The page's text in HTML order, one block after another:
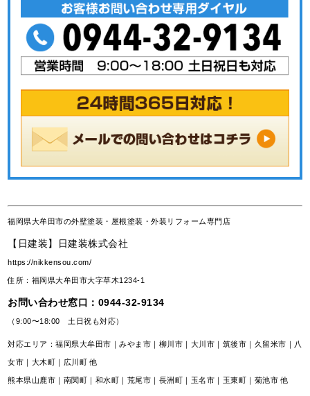
福岡県大牟田市の外壁塗装・屋根塗装・外装リフォーム専門店
【日建装】日建装株式会社
https://nikkensou.com/
住所：福岡県大牟田市大字草木1234-1
お問い合わせ窓口： 0944-32-9134
（9:00〜18:00 土日祝も対応）
対応エリア：福岡県大牟田市｜みやま市｜柳川市｜大川市｜筑後市｜久留米市｜八
女市｜大木町｜広川町 他
熊本県山鹿市｜南関町｜和水町｜荒尾市｜長洲町｜玉名市｜玉東町｜菊池市 他